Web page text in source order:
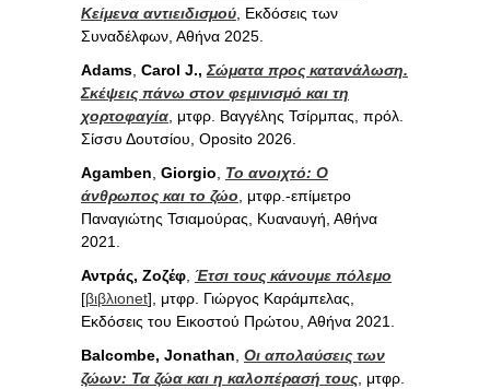
Κείμενα αντιειδισμού , Εκδόσεις των
Συναδέλφων, Αθήνα 2025.
Adams Carol J., Σώματα προς κατανάλωση.
Σκέψεις πάνω στον φεμινισμό και τη
χορτοφαγία , μτφρ. Βαγγέλης Τσίρμπας, πρόλ.
Σίσσυ Δουτσίου, Oposito 2026.
Agamben Giorgio
Το ανοιχτό: Ο
άνθρωπος και το ζώο , μτφρ.-επίμετρο
Παναγιώτης Τσιαμούρας, Κυαναυγή, Αθήνα
2021.
Αντράς, Ζοζέφ Έτσι τους κάνουμε πόλεμο
[βιβλιοnet], μτφρ. Γιώργος Καράμπελας,
Εκδόσεις του Εικοστού Πρώτου, Αθήνα 2021.
Balcombe, Jonathan Οι απολαύσεις των
ζώων: Τα ζώα και η καλοπέρασή τους , μτφρ.